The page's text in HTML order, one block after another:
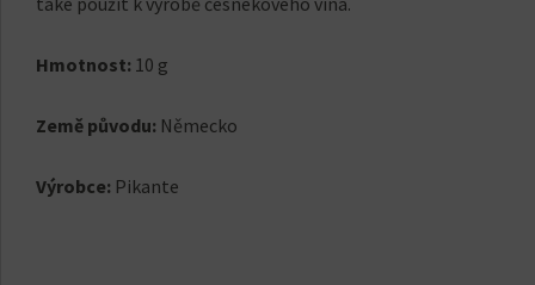
Hmotnost: 10 g
Země původu: Německo
Výrobce: Pikante